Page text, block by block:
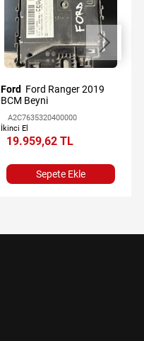
Ford
BCM Beyni
A2C7635320400000
İkinci El
19.959,62 TL
Sepete Ekle